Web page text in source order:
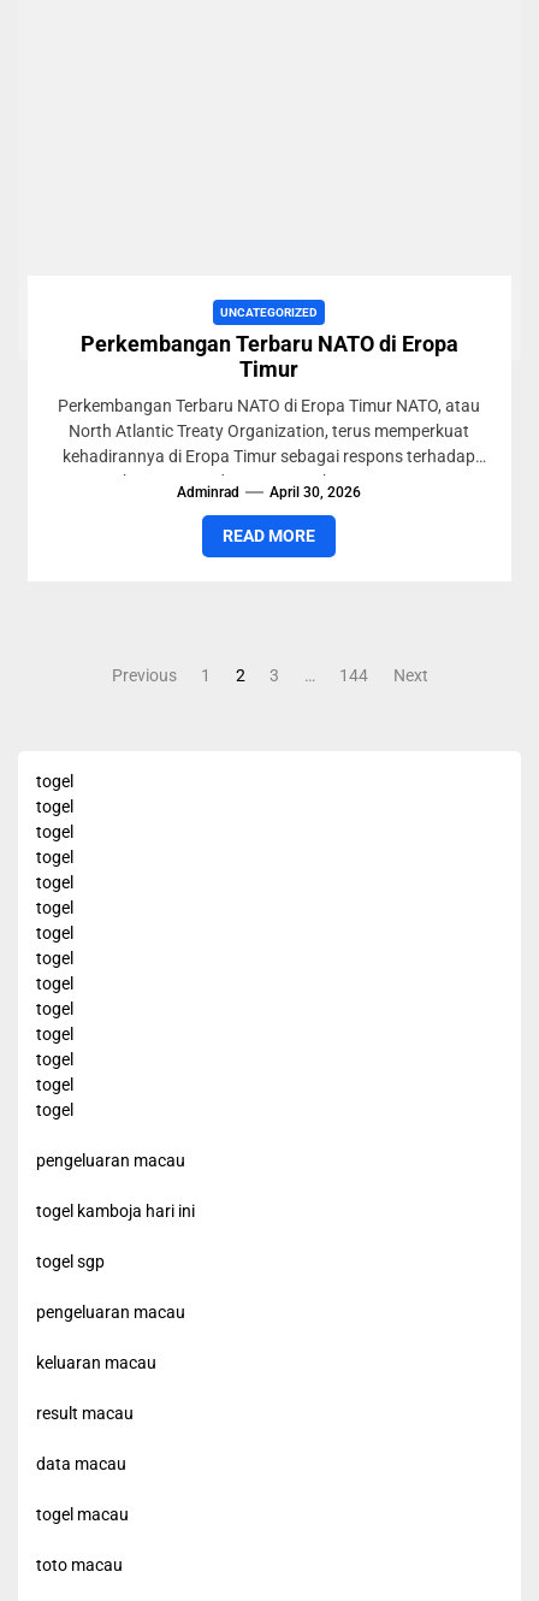
UNCATEGORIZED
Perkembangan Terbaru NATO di Eropa
Timur
Perkembangan Terbaru NATO di Eropa Timur NATO, atau
North Atlantic Treaty Organization, terus memperkuat
kehadirannya di Eropa Timur sebagai respons terhadap
ketegangan dan ancaman keamanan...
Adminrad April 30, 2026
READ MORE
Previous 1 2 3 … 144 Next
togel
togel
togel
togel
togel
togel
togel
togel
togel
togel
togel
togel
togel
togel
pengeluaran macau
togel kamboja hari ini
togel sgp
pengeluaran macau
keluaran macau
result macau
data macau
togel macau
toto macau